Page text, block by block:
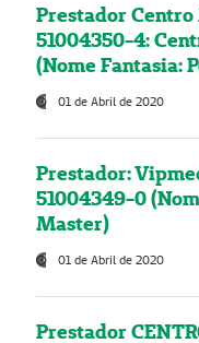
Prestador
51004350-4:
(Nome Fantasia:
01 de Abril de 2020
Prestador:
51004349-0
Master)
01 de Abril de 2020
Prestador